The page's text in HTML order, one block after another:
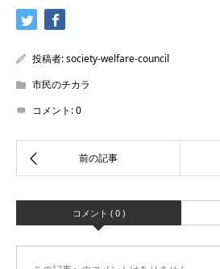
投稿者:society-welfare-council
市民のチカラ
コメント:0
コメント ( 0 )